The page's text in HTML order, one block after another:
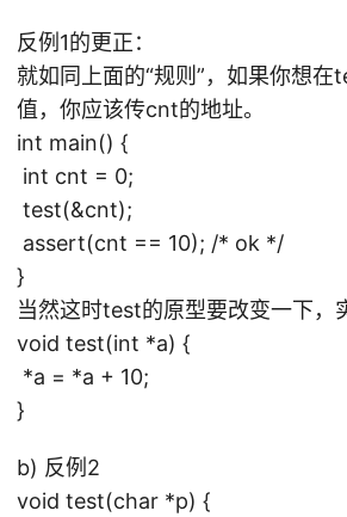
反例1的更正：
就如同上面的“规则”，如果你想
值，你应该传cnt的地址。
int main() {
int cnt = 0;
test(&cnt);
assert(cnt == 10); /* ok */
}
当然这时test的原型要改变一下，
void test(int *a) {
*a = *a + 10;
}
b) 反例2
void test(char *p) {